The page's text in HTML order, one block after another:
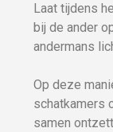
Laat tijdens
bij de ander
andermans
Op deze
schatkamers
samen